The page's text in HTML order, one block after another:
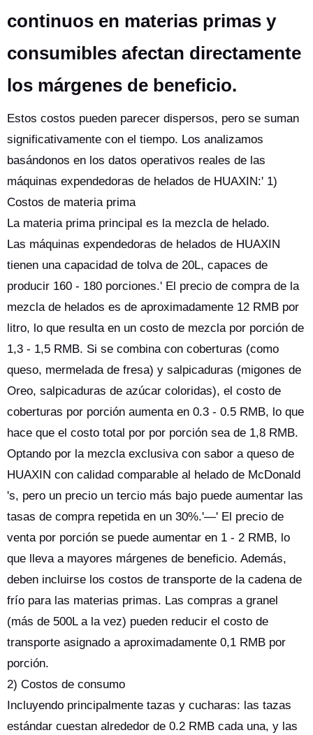
continuos en materias primas y
consumibles afectan directamente
los márgenes de beneficio.
Estos costos pueden parecer dispersos, pero se suman
significativamente con el tiempo. Los analizamos
basándonos en los datos operativos reales de las
máquinas expendedoras de helados de HUAXIN:' 1)
Costos de materia prima
La materia prima principal es la mezcla de helado.
Las máquinas expendedoras de helados de HUAXIN
tienen una capacidad de tolva de 20L, capaces de
producir 160 - 180 porciones.' El precio de compra de la
mezcla de helados es de aproximadamente 12 RMB por
litro, lo que resulta en un costo de mezcla por porción de
1,3 - 1,5 RMB. Si se combina con coberturas (como
queso, mermelada de fresa) y salpicaduras (migones de
Oreo, salpicaduras de azúcar coloridas), el costo de
coberturas por porción aumenta en 0.3 - 0.5 RMB, lo que
hace que el costo total por por porción sea de 1,8 RMB.
Optando por la mezcla exclusiva con sabor a queso de
HUAXIN con calidad comparable al helado de McDonald
's, pero un precio un tercio más bajo puede aumentar las
tasas de compra repetida en un 30%.'—' El precio de
venta por porción se puede aumentar en 1 - 2 RMB, lo
que lleva a mayores márgenes de beneficio. Además,
deben incluirse los costos de transporte de la cadena de
frío para las materias primas. Las compras a granel
(más de 500L a la vez) pueden reducir el costo de
transporte asignado a aproximadamente 0,1 RMB por
porción.
2) Costos de consumo
Incluyendo principalmente tazas y cucharas: las tazas
estándar cuestan alrededor de 0.2 RMB cada una, y las